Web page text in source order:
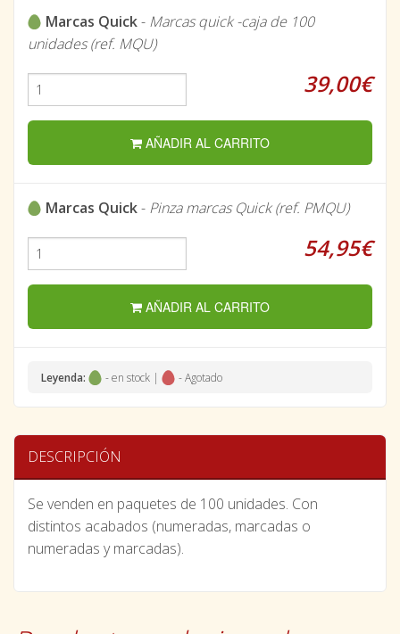
Marcas Quick- Marcas quick -caja de 100
unidades (ref. MQU)
39,00€
AÑADIR AL CARRITO
Marcas Quick- Pinza marcas Quick (ref. PMQU)
54,95€
AÑADIR AL CARRITO
Leyenda: - en stock | - Agotado
DESCRIPCIÓN
Se venden en paquetes de 100 unidades. Con
distintos acabados (numeradas, marcadas o
numeradas y marcadas).